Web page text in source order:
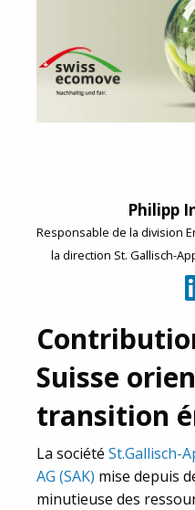
Philipp
Responsable de la division
la direction St. Gallisch-
Suisse
transition
La société St.Gallisch-
AG (SAK) mise depuis
minutieuse des